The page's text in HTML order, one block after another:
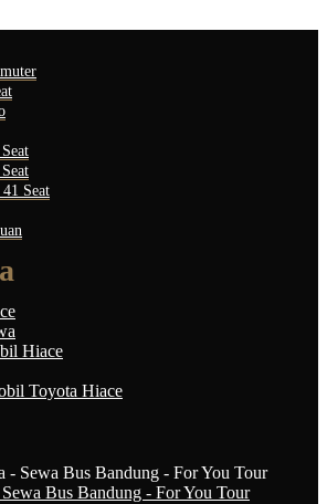
Seat
Hiace
Toyota Hiace
Bus Bandung - For You Tour